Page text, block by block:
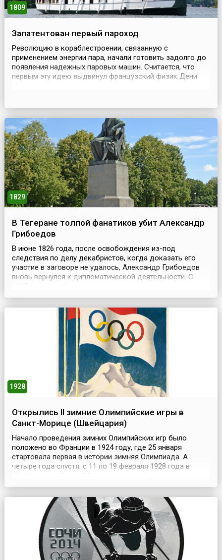
1809
Запатентован первый пароход
Революцию в кораблестроении, связанную с
применением энергии пара, начали готовить задолго до
появления надежных паровых машин. Считается, что
первым эту идею выдвинул французский физик Дени
и гр...
1829
В Тегеране толпой фанатиков убит Александр
Грибоедов
В июне 1826 года, после освобождения из-под
следствия по делу декабристов, когда доказать его
участие в заговоре не удалось, Александр Грибоедов
вновь вернулся к дипломатической деятельности. С
Турцией и Персией. По окончании русско-персидской
участие в разработке и заключении выгодного для
России Туркм...
1928
Открылись II зимние Олимпийские игры в
Санкт-Морице (Швейцария)
Начало проведения зимних Олимпийских игр было
положено во Франции в 1924 году, где 25 января
стартовала первая в истории зимняя Олимпиада. А
четыре года спустя, с 11 по 19 февраля 1928 года в
Олимпийские игры (англ. II Olympic Winter Games). В
464 участников — 26 женщин. 14 комплектов наград